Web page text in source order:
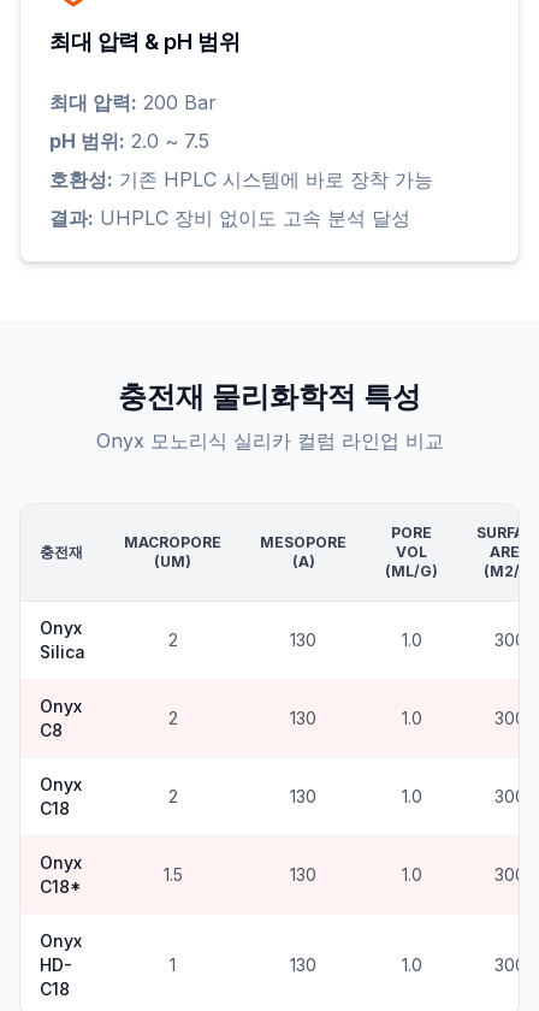
최대 압력 & pH 범위
최대 압력: 200 Bar
pH 범위: 2.0 ~ 7.5
호환성: 기존 HPLC 시스템에 바로 장착 가능
결과: UHPLC 장비 없이도 고속 분석 달성
충전재 물리화학적 특성
Onyx 모노리식 실리카 컬럼 라인업 비교
충전재
MACROPORE
(UM)
MESOPORE
(A)
PORE
VOL
(ML/G)
AREA
(M2/G)
Onyx
Silica
2 130 1.0 300
Onyx
C8
2 130 1.0 300
Onyx
C18
2 130 1.0 300
Onyx
C18*
1.5 130 1.0 300
Onyx
HD-
C18
1 130 1.0 300